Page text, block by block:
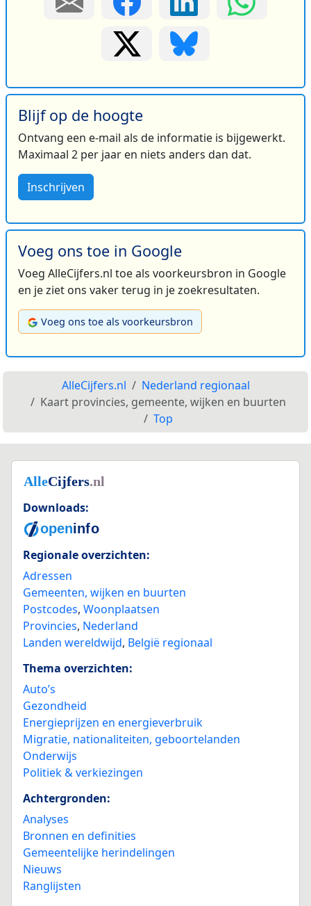
Blijf op de hoogte
Ontvang een e-mail als de informatie is bijgewerkt.
Maximaal 2 per jaar en niets anders dan dat.
Inschrijven
Voeg ons toe in Google
Voeg AlleCijfers.nl toe als voorkeursbron in Google
en je ziet ons vaker terug in je zoekresultaten.
Voeg ons toe als voorkeursbron
AlleCijfers.nl
Nederland regionaal
Kaart provincies, gemeente, wijken en buurten
Top
Downloads:
Regionale overzichten:
Adressen
Gemeenten, wijken en buurten
Postcodes, Woonplaatsen
Provincies, Nederland
Landen wereldwijd, België regionaal
Thema overzichten:
Auto’s
Gezondheid
Energieprijzen en energieverbruik
Migratie, nationaliteiten, geboortelanden
Onderwijs
Politiek & verkiezingen
Achtergronden:
Analyses
Bronnen en definities
Gemeentelijke herindelingen
Nieuws
Ranglijsten